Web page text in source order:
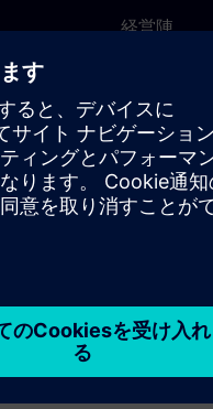
経営陣
トラストセ
ティ関連情